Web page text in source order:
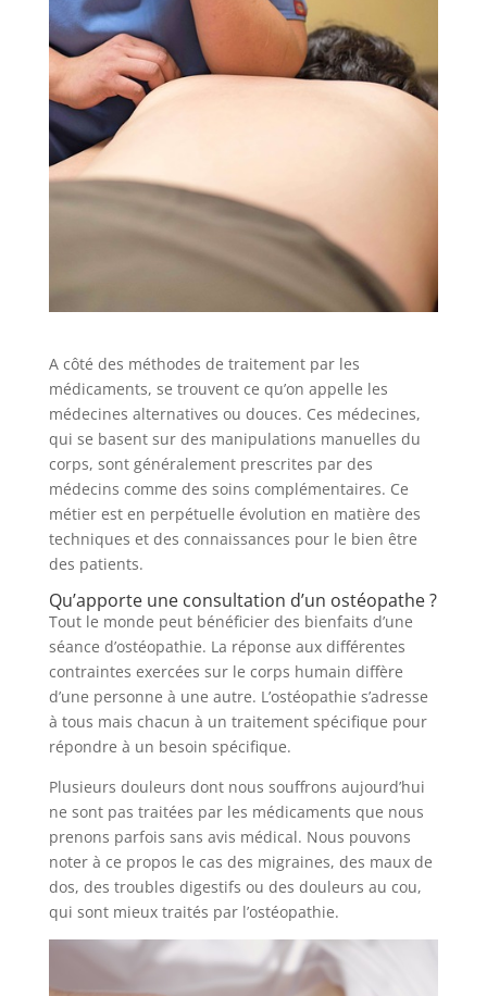
A côté des méthodes de traitement par les
médicaments, se trouvent ce qu’on appelle les
médecines alternatives ou douces. Ces médecines,
qui se basent sur des manipulations manuelles du
corps, sont généralement prescrites par des
médecins comme des soins complémentaires. Ce
métier est en perpétuelle évolution en matière des
techniques et des connaissances pour le bien être
des patients.
Qu’apporte une consultation d’un ostéopathe ?
Tout le monde peut bénéficier des bienfaits d’une
séance d’ostéopathie. La réponse aux différentes
contraintes exercées sur le corps humain diffère
d’une personne à une autre. L’ostéopathie s’adresse
à tous mais chacun à un traitement spécifique pour
répondre à un besoin spécifique.
Plusieurs douleurs dont nous souffrons aujourd’hui
ne sont pas traitées par les médicaments que nous
prenons parfois sans avis médical. Nous pouvons
noter à ce propos le cas des migraines, des maux de
dos, des troubles digestifs ou des douleurs au cou,
qui sont mieux traités par l’ostéopathie.